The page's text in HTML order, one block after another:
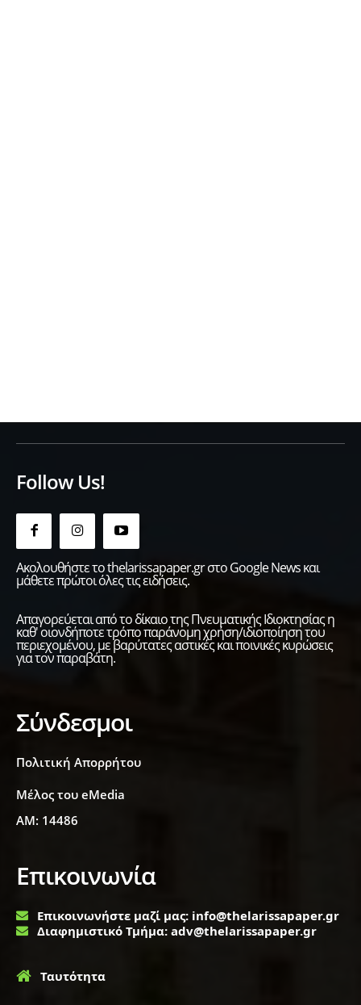
Follow Us!
Ακολουθήστε το thelarissapaper.gr στο Google News και
μάθετε πρώτοι όλες τις ειδήσεις.
Απαγορεύεται από το δίκαιο της Πνευματικής Ιδιοκτησίας η
καθ' οιονδήποτε τρόπο παράνομη χρήση/ιδιοποίηση του
περιεχομένου, με βαρύτατες αστικές και ποινικές κυρώσεις
για τον παραβάτη.
Σύνδεσμοι
Πολιτική Απορρήτου
Μέλος του eMedia
ΑΜ: 14486
Επικοινωνία
Επικοινωνήστε μαζί μας: info@thelarissapaper.gr
Διαφημιστικό Τμήμα: adv@thelarissapaper.gr
Ταυτότητα